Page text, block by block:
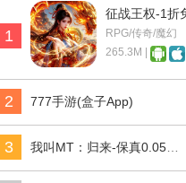
1
RPG/传奇/魔幻
265.3M |
2 777手游(盒子App)
3